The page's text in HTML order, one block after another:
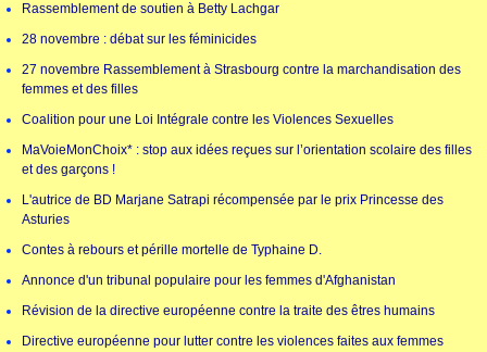
Rassemblement de soutien à Betty Lachgar
28 novembre : débat sur les féminicides
27 novembre Rassemblement à Strasbourg contre la marchandisation des
femmes et des filles
Coalition pour une Loi Intégrale contre les Violences Sexuelles
MaVoieMonChoix* : stop aux idées reçues sur l’orientation scolaire des filles
et des garçons !
L'autrice de BD Marjane Satrapi récompensée par le prix Princesse des
Asturies
Contes à rebours et pérille mortelle de Typhaine D.
Annonce d'un tribunal populaire pour les femmes d'Afghanistan
Révision de la directive européenne contre la traite des êtres humains
Directive européenne pour lutter contre les violences faites aux femmes